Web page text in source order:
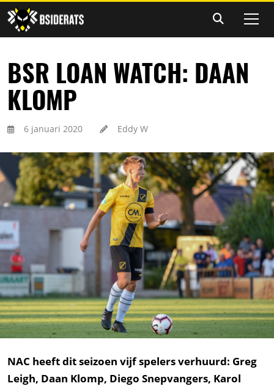
BSR LOAN WATCH: DAAN
KLOMP
6 januari 2020 Eddy W
NAC heeft dit seizoen vijf spelers verhuurd: Greg
Leigh, Daan Klomp, Diego Snepvangers, Karol